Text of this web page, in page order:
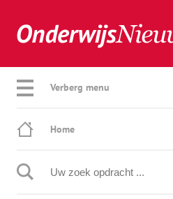
Verberg menu
Home